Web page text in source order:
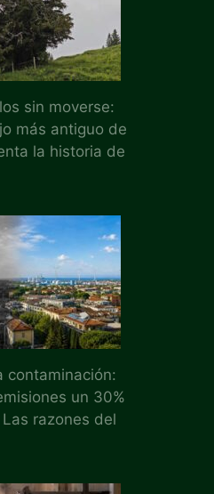
sin moverse:
más antiguo de
la historia de
contaminación:
un 30%
razones del